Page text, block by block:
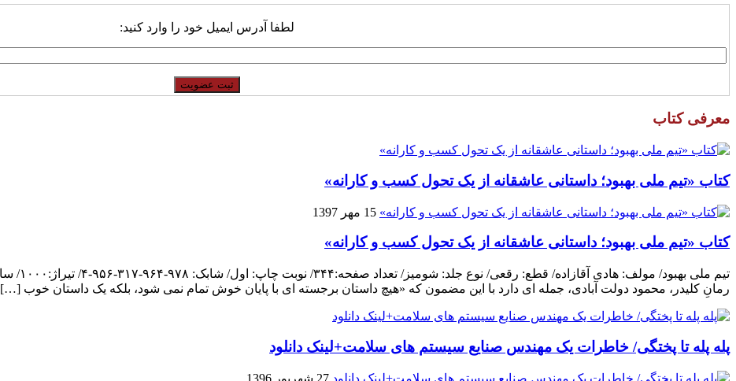
لطفا آدرس ایمیل خود را وارد کنید:
معرفی کتاب
کتاب «تیم ملی بهبود؛ داستانی عاشقانه از یک تحول کسب و کارانه»
15 مهر 1397
کتاب «تیم ملی بهبود؛ داستانی عاشقانه از یک تحول کسب و کارانه»
رمانِ کلیدر، محمود دولت آبادی، جمله ای دارد با این مضمون که «هیچ داستان برجسته ای با پایان خوش تمام نمی شود، بلکه یک داستان خوب […]
پله پله تا پختگی/ خاطرات یک مهندس صنایع سیستم های سلامت+لینک دانلود
27 شهریور 1396